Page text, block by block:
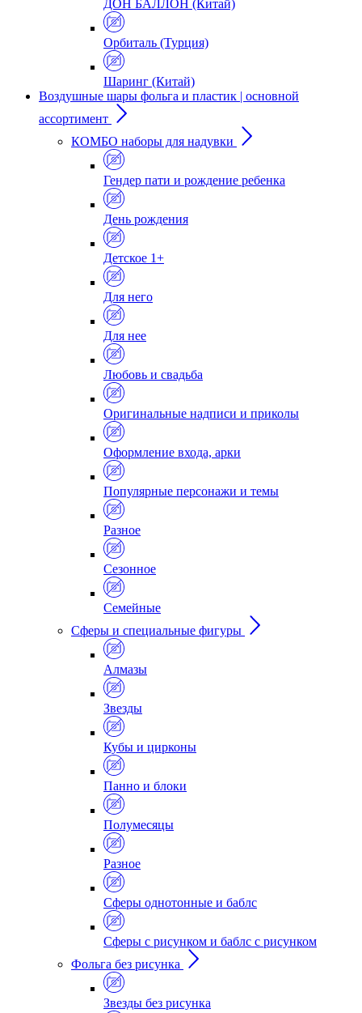
ДОН БАЛЛОН (Китай)
Орбиталь (Турция)
Шаринг (Китай)
Воздушные шары фольга и пластик | основной
ассортимент
КОМБО наборы для надувки
Гендер пати и рождение ребенка
День рождения
Детское 1+
Для него
Для нее
Любовь и свадьба
Оригинальные надписи и приколы
Оформление входа, арки
Популярные персонажи и темы
Разное
Сезонное
Семейные
Сферы и специальные фигуры
Алмазы
Звезды
Кубы и цирконы
Панно и блоки
Полумесяцы
Разное
Сферы однотонные и баблс
Сферы с рисунком и баблс с рисунком
Фольга без рисунка
Звезды без рисунка